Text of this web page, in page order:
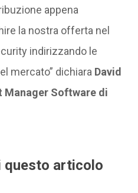
appena
la nostra offerta nel
indirizzando le
mercato” dichiara David
Manager Software di
questo articolo